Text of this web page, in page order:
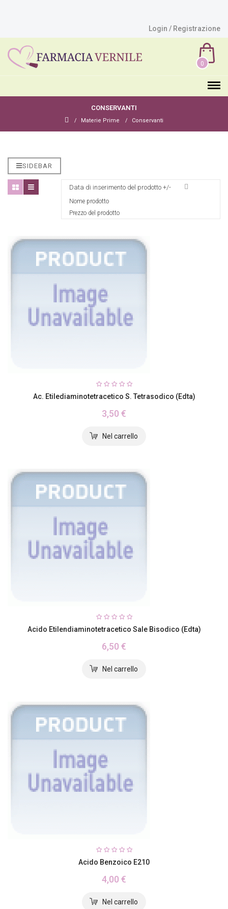
Login / Registrazione
0
CONSERVANTI
Materie Prime Conservanti
SIDEBAR
Data di inserimento del prodotto +/-
Nome prodotto
Prezzo del prodotto
Ac. Etilediaminotetracetico S. Tetrasodico (edta)
3,50 €
Acido Etilendiaminotetracetico Sale Bisodico (edta)
6,50 €
Acido Benzoico E210
4,00 €